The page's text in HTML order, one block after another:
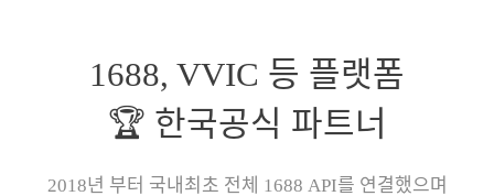
1688, VVIC 등 플랫폼
🏆 한국공식 파트너
2018년 부터 국내최초 전체 1688 API를 연결했으며